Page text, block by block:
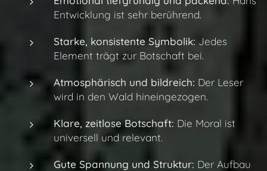
Entwicklung ist sehr berührend.
Starke, konsistente Symbolik: Jedes
Element trägt zur Botschaft bei.
Atmosphärisch und bildreich: Der Leser
wird in den Wald hineingezogen.
Klare, zeitlose Botschaft: Die Moral ist
universell und relevant.
Gute Spannung und Struktur: Der Aufbau